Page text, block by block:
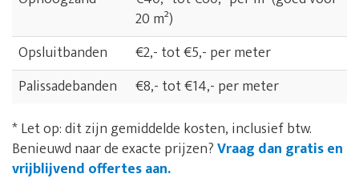
20 m²)
Opsluitbanden
€2,- tot €5,- per meter
Palissadebanden
€8,- tot €14,- per meter
* Let op: dit zijn gemiddelde kosten, inclusief btw.
Benieuwd naar de exacte prijzen?Vraag dan gratis en
vrijblijvend offertes aan.